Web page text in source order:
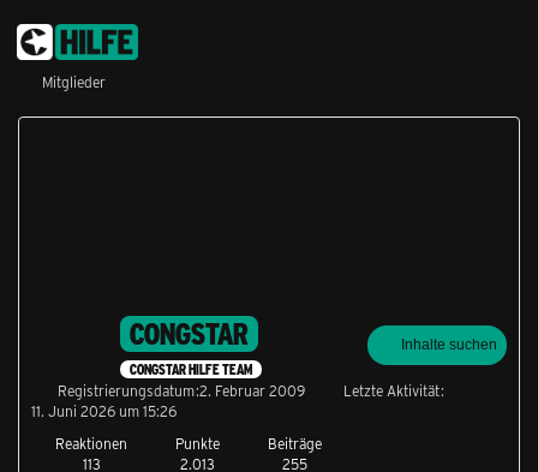
Mitglieder
CONGSTAR
CONGSTAR HILFE TEAM
Reaktionen
113
Punkte
2.013
Beiträge
255
Inhalte suchen
Registrierungsdatum 2. Februar 2009
Letzte Aktivität
11. Juni 2026 um 15:26